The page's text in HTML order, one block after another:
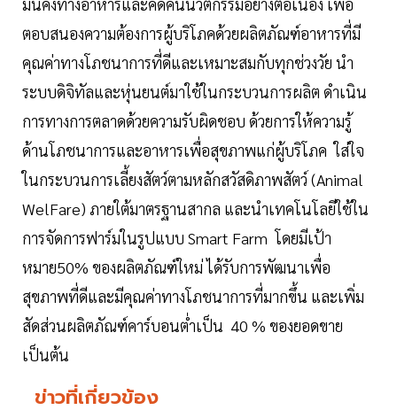
มั่นคงทางอาหารและคิดค้นนวัตกรรมอย่างต่อเนื่อง เพื่อ
ตอบสนองความต้องการผู้บริโภคด้วยผลิตภัณฑ์อาหารที่มี
คุณค่าทางโภชนาการที่ดีและเหมาะสมกับทุกช่วงวัย นำ
ระบบดิจิทัลและหุ่นยนต์มาใช้ในกระบวนการผลิต ดำเนิน
การทางการตลาดด้วยความรับผิดชอบ ด้วยการให้ความรู้
ด้านโภชนาการและอาหารเพื่อสุขภาพแก่ผู้บริโภค ใส่ใจ
ในกระบวนการเลี้ยงสัตว์ตามหลักสวัสดิภาพสัตว์ (Animal
WelFare) ภายใต้มาตรฐานสากล และนำเทคโนโลยีใช้ใน
การจัดการฟาร์มในรูปแบบ Smart Farm โดยมีเป้า
หมาย50% ของผลิตภัณฑ์ใหม่ ได้รับการพัฒนาเพื่อ
สุขภาพที่ดีและมีคุณค่าทางโภชนาการที่มากขึ้น และเพิ่ม
สัดส่วนผลิตภัณฑ์คาร์บอนต่ำเป็น 40 % ของยอดขาย
เป็นต้น
ข่าวที่เกี่ยวข้อง